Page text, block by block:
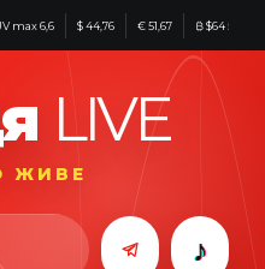
max 6,6 $ 44,76 € 51,67 ₿ $64 583
LIVE
ЖИВЕ
♪